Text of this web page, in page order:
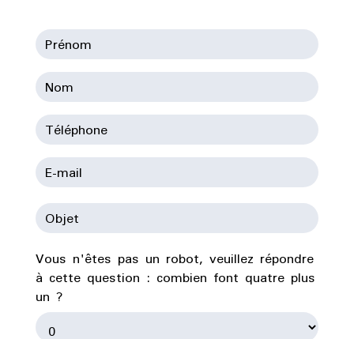
Vous n'êtes pas un robot, veuillez répondre
à cette question : combien font quatre plus
un ?